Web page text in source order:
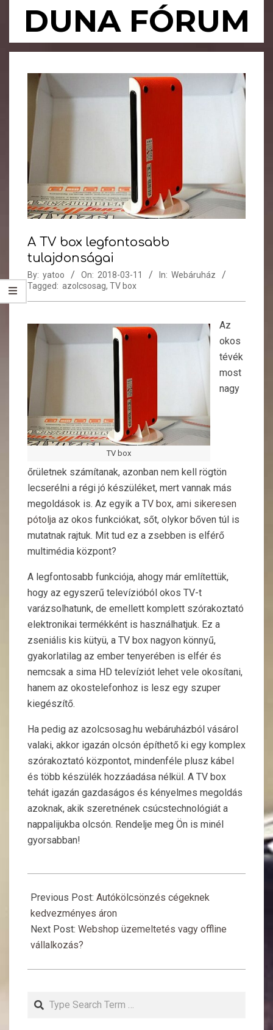
DUNA FÓRUM
Primary
A TV box legfontosabb
tulajdonságai
By: yatoo On: 2018-03-11 In: Webáruház
Tagged: azolcsosag, TV box
TV box
Az
okos
tévék
most
nagy
őrületnek számítanak, azonban nem kell rögtön
lecserélni a régi jó készüléket, mert vannak más
megoldások is. Az egyik a TV box, ami sikeresen
pótolja az okos funkciókat, sőt, olykor bőven túl is
mutatnak rajtuk. Mit tud ez a zsebben is elférő
multimédia központ?
A legfontosabb funkciója, ahogy már említettük,
hogy az egyszerű televízióból okos TV-t
varázsolhatunk, de emellett komplett szórakoztató
elektronikai termékként is használhatjuk. Ez a
zseniális kis kütyü, a TV box nagyon könnyű,
gyakorlatilag az ember tenyerében is elfér és
nemcsak a sima HD televíziót lehet vele okosítani,
hanem az okostelefonhoz is lesz egy szuper
kiegészítő.
Ha pedig az azolcsosag.hu webáruházból vásárol
valaki, akkor igazán olcsón építhető ki egy komplex
szórakoztató központot, mindenféle plusz kábel
és több készülék hozzáadása nélkül. A TV box
tehát igazán gazdaságos és kényelmes megoldás
azoknak, akik szeretnének csúcstechnológiát a
nappalijukba olcsón. Rendelje meg Ön is minél
gyorsabban!
03-
11
Previous Post: Autókölcsönzés cégeknek
kedvezményes áron
Next Post: Webshop üzemeltetés vagy offline
vállalkozás?
Search